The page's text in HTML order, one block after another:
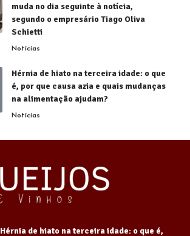
muda no dia seguinte à notícia,
segundo o empresário Tiago Oliva
Schietti
Notícias
Hérnia de hiato na terceira idade: o que
é, por que causa azia e quais mudanças
na alimentação ajudam?
Notícias
Hérnia de hiato na terceira idade: o que é,